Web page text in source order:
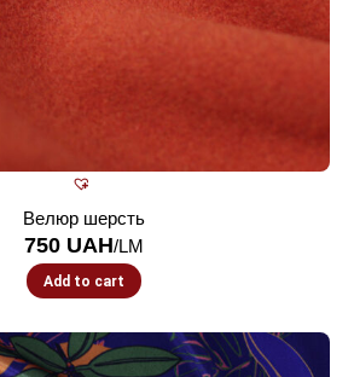
Велюр шерсть
750 UAH/LM
Add to cart